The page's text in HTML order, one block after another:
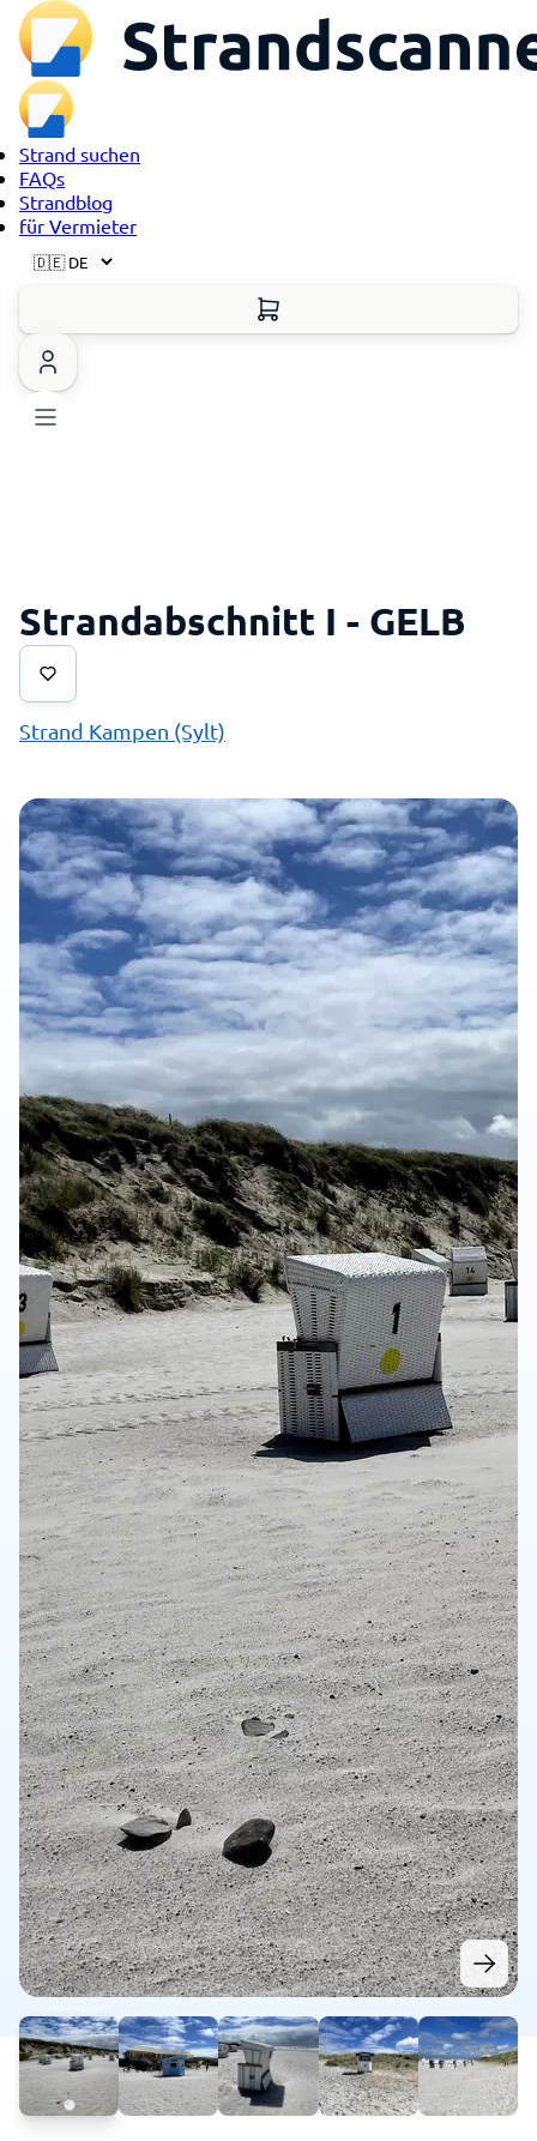
Strand suchen
FAQs
Strandblog
für Vermieter
Strandabschnitt I - GELB
Strand Kampen (Sylt)